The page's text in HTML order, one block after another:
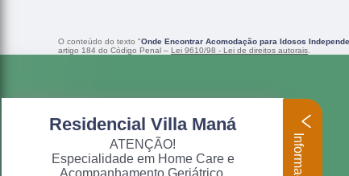
O conteúdo do texto "Onde Encontrar Acomodação para Idosos
artigo 184 do Código Penal – Lei 9610/98 - Lei de direitos autorais
Residencial Villa Maná
ATENÇÃO!
Especialidade em Home Care e
Acompanhamento Geriátrico.